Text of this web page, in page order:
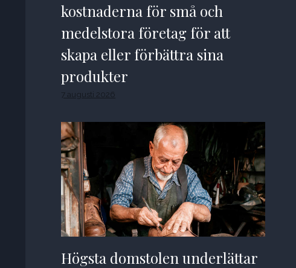
kostnaderna för små och
medelstora företag för att
skapa eller förbättra sina
produkter
7 augusti 2026
Högsta domstolen underlättar